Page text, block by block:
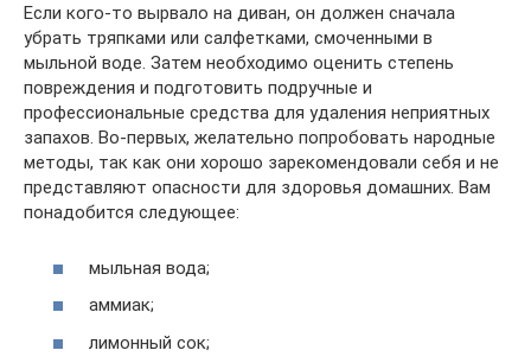
Если кого-то вырвало на диван, он должен сначала
убрать тряпками или салфетками, смоченными в
мыльной воде. Затем необходимо оценить степень
повреждения и подготовить подручные и
профессиональные средства для удаления неприятных
запахов. Во-первых, желательно попробовать народные
методы, так как они хорошо зарекомендовали себя и не
представляют опасности для здоровья домашних. Вам
понадобится следующее:
мыльная вода;
аммиак;
лимонный сок;